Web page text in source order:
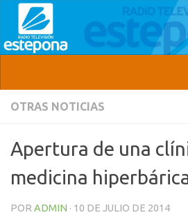
OTRAS NOTICIAS
Apertura de una
medicina
POR ADMIN · 10 DE JULIO DE 2014